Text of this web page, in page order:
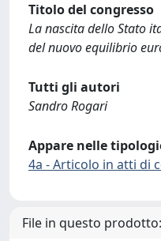
Titolo del congresso
La nascita dello Stato
del nuovo equilibrio
Tutti gli autori
Sandro Rogari
Appare nelle
4a - Articolo in atti di
File in questo prodotto: